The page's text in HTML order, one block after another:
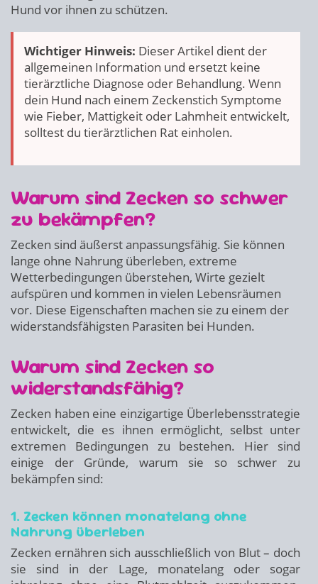
Hund vor ihnen zu schützen.
Wichtiger Hinweis: Dieser Artikel dient der
allgemeinen Information und ersetzt keine
tierärztliche Diagnose oder Behandlung. Wenn
dein Hund nach einem Zeckenstich Symptome
wie Fieber, Mattigkeit oder Lahmheit entwickelt,
solltest du tierärztlichen Rat einholen.
Warum sind Zecken so schwer
zu bekämpfen?
Zecken sind äußerst anpassungsfähig. Sie können
lange ohne Nahrung überleben, extreme
Wetterbedingungen überstehen, Wirte gezielt
aufspüren und kommen in vielen Lebensräumen
vor. Diese Eigenschaften machen sie zu einem der
widerstandsfähigsten Parasiten bei Hunden.
Warum sind Zecken so
widerstandsfähig?
Zecken haben eine einzigartige Überlebensstrategie
entwickelt, die es ihnen ermöglicht, selbst unter
extremen Bedingungen zu bestehen. Hier sind
einige der Gründe, warum sie so schwer zu
bekämpfen sind:
1. Zecken können monatelang ohne
Nahrung überleben
Zecken ernähren sich ausschließlich von Blut – doch
sie sind in der Lage, monatelang oder sogar